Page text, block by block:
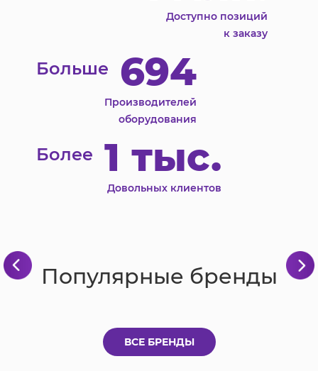
Доступно позиций
к заказу
Больше 694
Производителей
оборудования
Более 1 тыс.
Довольных клиентов
Популярные бренды
ВСЕ БРЕНДЫ